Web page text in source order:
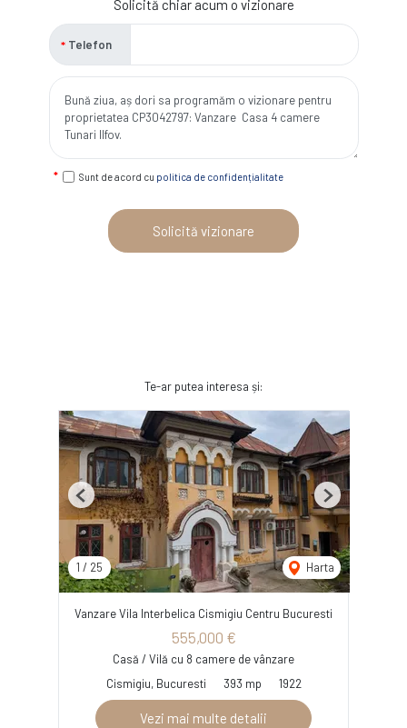
Solicită chiar acum o vizionare
Telefon
Sunt de acord cu politica de confidențialitate
Solicită vizionare
Te-ar putea interesa și:
1 / 25 Harta
Previous Next
Vanzare Vila Interbelica Cismigiu Centru Bucuresti
555,000 €
Casă / Vilă cu 8 camere de vânzare
Cismigiu, Bucuresti
393 mp 1922
Vezi mai multe detalii